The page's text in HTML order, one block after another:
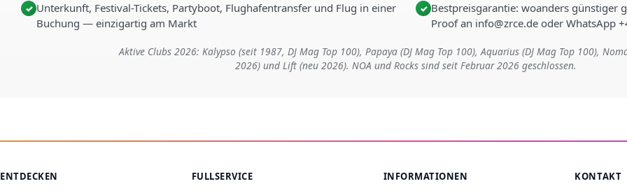
✓ Unterkunft, Festival-Tickets, Partyboot, Flughafentransfer und Flug in einer
Buchung — einzigartig am Markt
✓ Bestpreisgarantie: woanders günstiger
Proof an info@zrce.de oder WhatsApp
Aktive Clubs 2026: Kalypso (seit 1987, DJ Mag Top 100), Papaya (DJ Mag Top 100), Aquarius (DJ Mag Top 100),
2026) und Lift (neu 2026). NOA und Rocks sind seit Februar 2026 geschlossen.
ENTDECKEN FULLSERVICE INFORMATIONEN
KONTAKT